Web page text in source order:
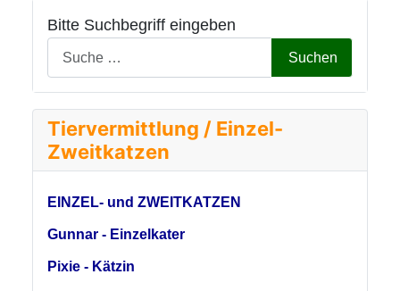
Bitte Suchbegriff eingeben
Suchen
Tiervermittlung / Einzel-
Zweitkatzen
EINZEL- und ZWEITKATZEN
Gunnar - Einzelkater
Pixie - Kätzin